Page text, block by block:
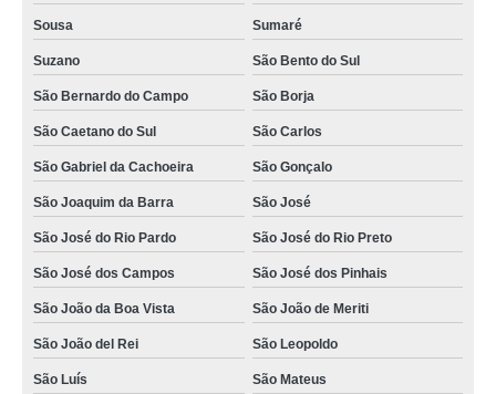
Sousa Sumaré
Suzano São Bento do Sul
São Bernardo do Campo São Borja
São Caetano do Sul São Carlos
São Gabriel da Cachoeira São Gonçalo
São Joaquim da Barra São José
São José do Rio Pardo São José do Rio Preto
São José dos Campos São José dos Pinhais
São João da Boa Vista São João de Meriti
São João del Rei São Leopoldo
São Luís São Mateus